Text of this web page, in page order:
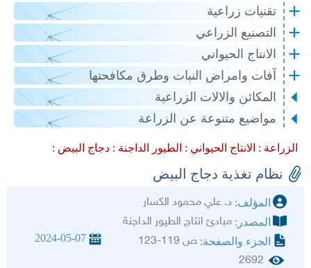
تقنيات زراعية
التصنيع الزراعي
الانتاج الحيواني
آفات وامراض النبات وطرق مكافحتها
المكائن والالات الزراعية
مواضيع متنوعة عن الزراعة
الزراعة : الانتاج الحيواني : الطيور الداجنة : دجاج البيض :
نظام تغذية دجاج البيض
المؤلف: د. علي محمود الكسار
المصدر: مبادئ انتاج الطيور الداجنة
الجزء والصفحة: ص 119-123 2024-05-07
2692